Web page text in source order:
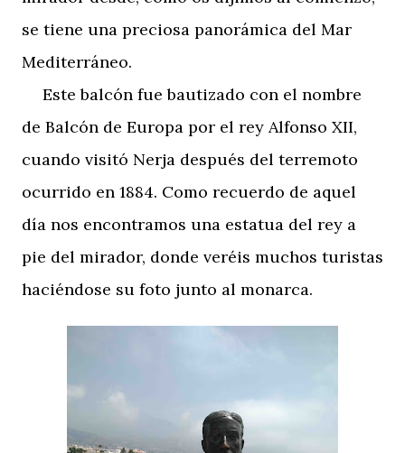
se tiene una preciosa panorámica del Mar
Mediterráneo.
Este balcón fue bautizado con el nombre
de Balcón de Europa por el rey Alfonso XII,
cuando visitó Nerja después del terremoto
ocurrido en 1884. Como recuerdo de aquel
día nos encontramos una estatua del rey a
pie del mirador, donde veréis muchos turistas
haciéndose su foto junto al monarca.